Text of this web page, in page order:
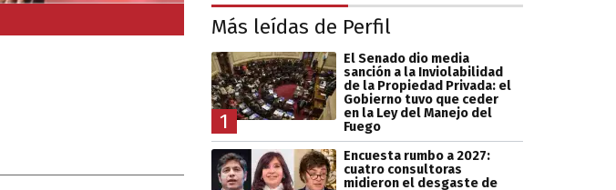
Más leídas de Perfil
1
El Senado dio media
sanción a la Inviolabilidad
de la Propiedad Privada: el
Gobierno tuvo que ceder
en la Ley del Manejo del
Fuego
Encuesta rumbo a 2027:
cuatro consultoras
midieron el desgaste de